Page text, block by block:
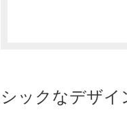
シックなデザイ